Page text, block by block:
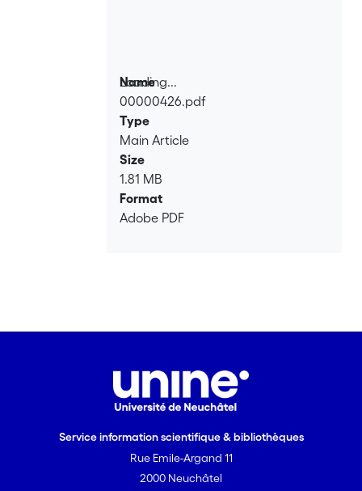
Loading...
Loading...
Name
00000426.pdf
Type
Main Article
Size
1.81 MB
Format
Adobe PDF
Service information scientifique & bibliothèques
Rue Emile-Argand 11
2000 Neuchâtel